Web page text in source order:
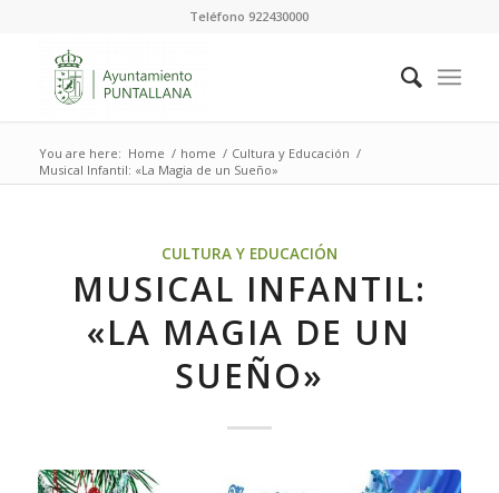
Teléfono 922430000
You are here: Home / home / Cultura y Educación /
Musical Infantil: «La Magia de un Sueño»
CULTURA Y EDUCACIÓN
MUSICAL INFANTIL:
«LA MAGIA DE UN
SUEÑO»